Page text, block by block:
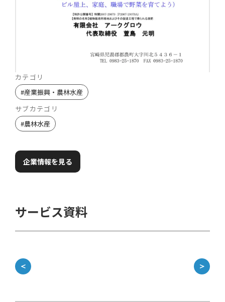
カテゴリ
#産業振興・農林水産
サブカテゴリ
#農林水産
企業情報を見る
サービス資料
＜ ＞